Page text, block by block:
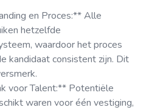
en Proces:** Alle
hetzelfde
waardoor het proces
kandidaat consistent zijn. Dit
voor Talent:** Potentiële
waren voor één vestiging,